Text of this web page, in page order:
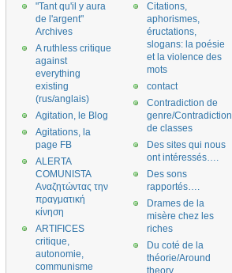
Citations,
aphorismes,
éructations,
slogans: la poésie
et la violence des
mots
contact
Contradiction de
genre/Contradiction
de classes
Des sites qui nous
ont intéressés….
Des sons
rapportés….
Drames de la
misère chez les
riches
Du coté de la
théorie/Around
theory
"Tant qu'il y aura
de l'argent"
Archives
A ruthless critique
against
everything
existing
(rus/anglais)
Agitation, le Blog
Agitations, la
page FB
ALERTA
COMUNISTA
Αναζητώντας την
πραγματική
κίνηση
ARTIFICES
critique,
autonomie,
communisme